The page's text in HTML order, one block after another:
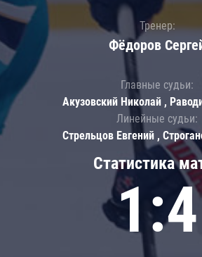
Статистика
1:4
Тренер:
Фёдоров
Главные судьи:
Акузовский Николай ,
Линейные судьи:
Стрельцов Евгений ,